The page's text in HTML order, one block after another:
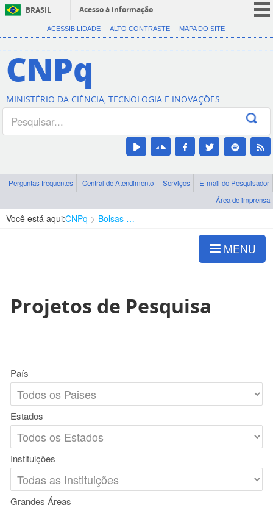
BRASIL
Acesso à informação
CORONAVÍRUS (COVID-19)
Canais
ACESSIBILIDADE ALTO CONTRASTE MAPA DO SITE
CNPq
MINISTÉRIO DA CIÊNCIA, TECNOLOGIA E INOVAÇÕES
Perguntas frequentes Central de Atendimento Serviços
E-mail do Pesquisador
Área de imprensa
Você está aqui:CNPq Bolsas e Auxílios Vigentes
MENU
Projetos de Pesquisa
País
Estados
Instituições
Grandes Áreas